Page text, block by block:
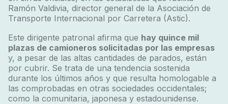
Ramón Valdivia, director general de la Asociación de
Transporte Internacional por Carretera (Astic).
Este dirigente patronal afirma que hay quince mil
plazas de camioneros solicitadas por las empresas
y, a pesar de las altas cantidades de parados, están
por cubrir. Se trata de una tendencia sostenida
durante los últimos años y que resulta homologable a
las comprobadas en otras sociedades occidentales;
como la comunitaria, japonesa y estadounidense.